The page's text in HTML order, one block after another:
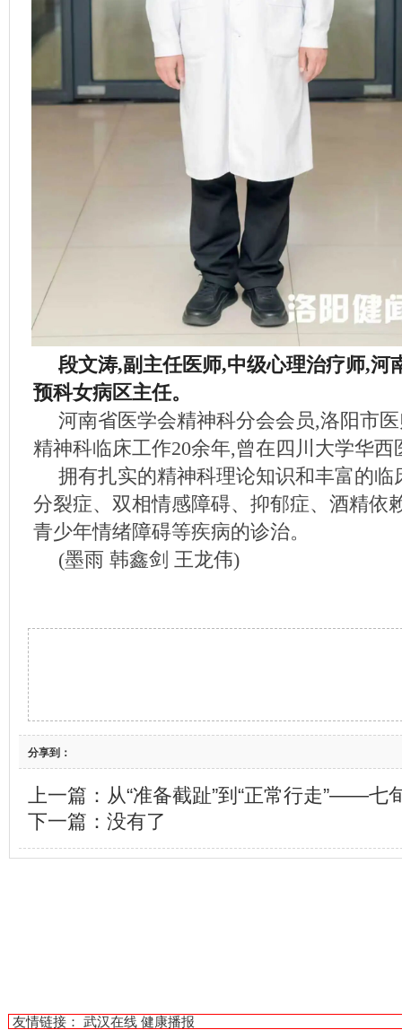
段文涛,副主任医师,中级心理治疗师,河
预科女病区主任。
河南省医学会精神科分会会员,洛阳市
精神科临床工作20余年,曾在四川大学华西
拥有扎实的精神科理论知识和丰富的临
分裂症、双相情感障碍、抑郁症、酒精依
青少年情绪障碍等疾病的诊治。
(墨雨 韩鑫剑 王龙伟)
分享到：
上一篇： 从“准备截趾”到“正常行走”——七
下一篇：没有了
友情链接： 武汉在线 健康播报